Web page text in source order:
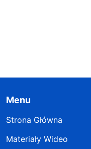
Menu
Strona Główna
Materiały Wideo